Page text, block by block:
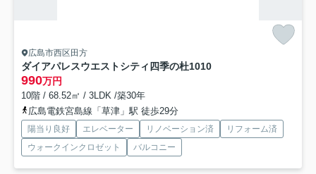
広島市西区田方
ダイアパレスウエストシティ四季の杜1010
990万円
10階 / 68.52㎡ / 3LDK /築30年
広島電鉄宮島線「草津」駅 徒歩29分
陽当り良好 エレベーター リノベーション済
リフォーム済
ウォークインクロゼット
バルコニー